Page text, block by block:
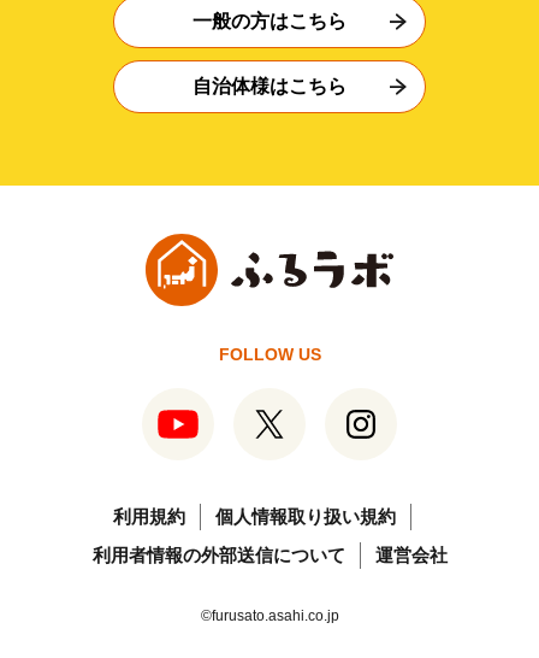
一般の方はこちら
自治体様はこちら
FOLLOW US
利用規約
個人情報取り扱い規約
利用者情報の外部送信について
運営会社
©furusato.asahi.co.jp